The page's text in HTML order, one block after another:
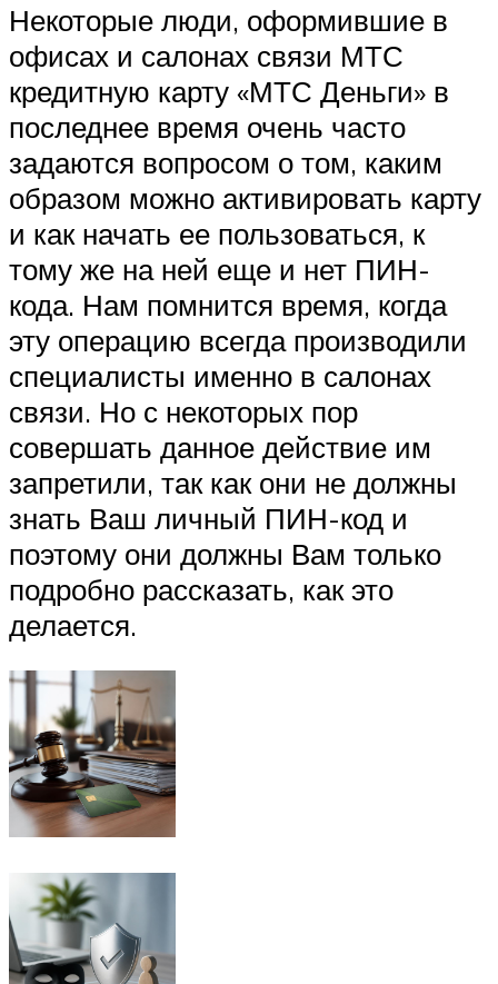
Некоторые люди, оформившие в
офисах и салонах связи МТС
кредитную карту «МТС Деньги» в
последнее время очень часто
задаются вопросом о том, каким
образом можно активировать карту
и как начать ее пользоваться, к
тому же на ней еще и нет ПИН-
кода. Нам помнится время, когда
эту операцию всегда производили
специалисты именно в салонах
связи. Но с некоторых пор
совершать данное действие им
запретили, так как они не должны
знать Ваш личный ПИН-код и
поэтому они должны Вам только
подробно рассказать, как это
делается.